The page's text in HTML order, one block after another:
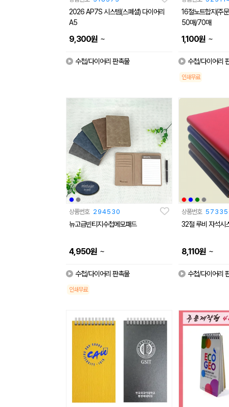
2026 AP7S 시스템(스폐셜) 다이어리
A5
9,300원 ~
수첩/다이어리 판촉물
16절노트합지(주
50매/70매
1,100원 ~
수첩/다이어리
인쇄무료
상품번호 294530
뉴고급빈티지수첩메모패드
4,950원 ~
수첩/다이어리 판촉물
인쇄무료
상품번호
32절 루비 자석시
8,110원 ~
수첩/다이어리